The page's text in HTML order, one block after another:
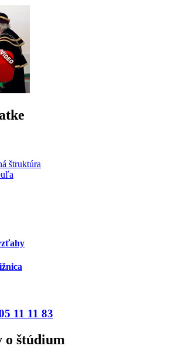
štruktúra
11 11 83
o štúdium